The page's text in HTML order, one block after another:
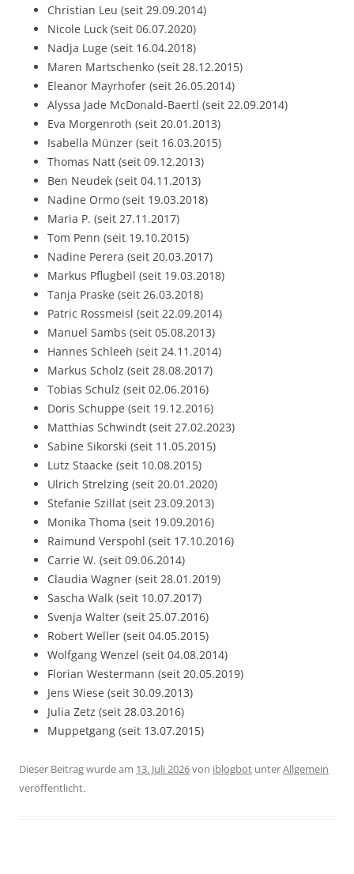
Christian Leu (seit 29.09.2014)
Nicole Luck (seit 06.07.2020)
Nadja Luge (seit 16.04.2018)
Maren Martschenko (seit 28.12.2015)
Eleanor Mayrhofer (seit 26.05.2014)
Alyssa Jade McDonald-Baertl (seit 22.09.2014)
Eva Morgenroth (seit 20.01.2013)
Isabella Münzer (seit 16.03.2015)
Thomas Natt (seit 09.12.2013)
Ben Neudek (seit 04.11.2013)
Nadine Ormo (seit 19.03.2018)
Maria P. (seit 27.11.2017)
Tom Penn (seit 19.10.2015)
Nadine Perera (seit 20.03.2017)
Markus Pflugbeil (seit 19.03.2018)
Tanja Praske (seit 26.03.2018)
Patric Rossmeisl (seit 22.09.2014)
Manuel Sambs (seit 05.08.2013)
Hannes Schleeh (seit 24.11.2014)
Markus Scholz (seit 28.08.2017)
Tobias Schulz (seit 02.06.2016)
Doris Schuppe (seit 19.12.2016)
Matthias Schwindt (seit 27.02.2023)
Sabine Sikorski (seit 11.05.2015)
Lutz Staacke (seit 10.08.2015)
Ulrich Strelzing (seit 20.01.2020)
Stefanie Szillat (seit 23.09.2013)
Monika Thoma (seit 19.09.2016)
Raimund Verspohl (seit 17.10.2016)
Carrie W. (seit 09.06.2014)
Claudia Wagner (seit 28.01.2019)
Sascha Walk (seit 10.07.2017)
Svenja Walter (seit 25.07.2016)
Robert Weller (seit 04.05.2015)
Wolfgang Wenzel (seit 04.08.2014)
Florian Westermann (seit 20.05.2019)
Jens Wiese (seit 30.09.2013)
Julia Zetz (seit 28.03.2016)
Muppetgang (seit 13.07.2015)
Dieser Beitrag wurde am 13. Juli 2026von iblogbot unterAllgemein
veröffentlicht.